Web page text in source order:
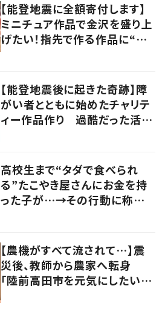
【能登地震に全額寄付します】
ミニチュア作品で金沢を盛り上
げたい！指先で作る作品に“込
【能登地震後に起きた奇跡】障
がい者とともに始めたチャリテ
ィー作品作り 過酷だった活動
高校生まで“タダで食べられ
る”たこやき屋さんにお金を持
った子が…→その行動に称賛
【農機がすべて流されて…】震
災後、教師から農家へ転身
「陸前高田市を元気にしたい」